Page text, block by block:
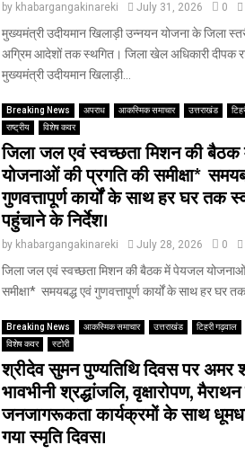
by khabargangakinareki July 31, 2026 0
मुख्यमंत्री उदीयमान खिलाड़ी उन्नयन योजना के जिला
अग्रिम आदेशों तक स्थगित। जिला खेल अधिकारी दीपक
मुख्यमंत्री उदीयमान खिलाड़ी...
Breaking News अपराध आकस्मिक समाचार उत्तराखंड
राष्ट्रीय
विशेष कवर
जिला जल एवं स्वच्छता मिशन की
योजनाओं की प्रगति की समीक्षा*
गुणवत्तापूर्ण कार्यों के साथ हर घर तक
पहुंचाने के निर्देश।
by khabargangakinareki July 28, 2026 0
जिला जल एवं स्वच्छता मिशन की बैठक में पेयजल योजनाओं
समीक्षा* ‎ ‎समयबद्ध एवं गुणवत्तापूर्ण कार्यों के साथ हर घर तक
Breaking News आकस्मिक समाचार उत्तराखंड टिहरी गढ़वाल
विशेष कवर
स्टोरी
श्रीदेव सुमन पुण्यतिथि दिवस पर अमर
भावभीनी श्रद्धांजलि, वृक्षारोपण,
जनजागरूकता कार्यक्रमों के साथ
गया स्मृति दिवस।